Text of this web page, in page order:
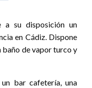
a su disposición un
en Cádiz. Dispone
baño de vapor turco y
bar cafetería, una